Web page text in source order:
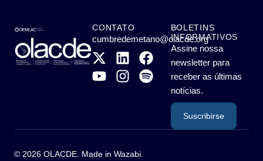
CONTATO
cumbredemetano@olacde.org
BOLETINS
INFORMATIVOS
Assine nossa
newsletter para
receber as últimas
notícias.
Suscribirse
© 2026 OLACDE. Made in Wazabi